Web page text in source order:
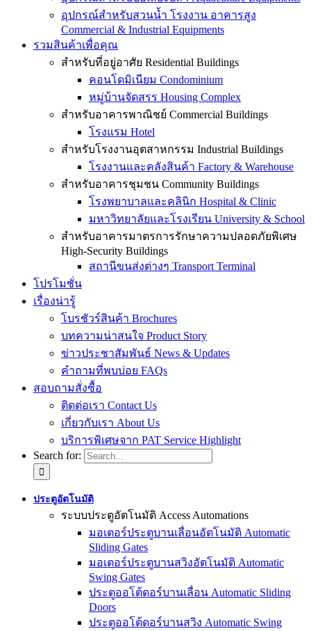
อุปกรณ์สำหรับสวนน้ำ โรงงาน อาคารสูง
Commercial & Industrial Equipments
รวมสินค้าเพื่อคุณ
สำหรับที่อยู่อาศัย Residential Buildings
คอนโดมิเนียม Condominium
หมู่บ้านจัดสรร Housing Complex
สำหรับอาคารพาณิชย์ Commercial Buildings
โรงแรม Hotel
สำหรับโรงงานอุตสาหกรรม Industrial Buildings
โรงงานและคลังสินค้า Factory & Warehouse
สำหรับอาคารชุมชน Community Buildings
โรงพยาบาลและคลินิก Hospital & Clinic
มหาวิทยาลัยและโรงเรียน University & School
สำหรับอาคารมาตรการรักษาความปลอดภัยพิเศษ
High-Security Buildings
สถานีขนส่งต่างๆ Transport Terminal
โปรโมชั่น
เรื่องน่ารู้
โบรชัวร์สินค้า Brochures
บทความน่าสนใจ Product Story
ข่าวประชาสัมพันธ์ News & Updates
คำถามที่พบบ่อย FAQs
สอบถามสั่งซื้อ
ติดต่อเรา Contact Us
เกี่ยวกับเรา About Us
บริการพิเศษจาก PAT Service Highlight
Search for:
ประตูอัตโนมัติ
ระบบประตูอัตโนมัติ Access Automations
มอเตอร์ประตูบานเลื่อนอัตโนมัติ Automatic
Sliding Gates
มอเตอร์ประตูบานสวิงอัตโนมัติ Automatic
Swing Gates
ประตูออโต้ดอร์บานเลื่อน Automatic Sliding
Doors
ประตูออโต้ดอร์บานสวิง Automatic Swing